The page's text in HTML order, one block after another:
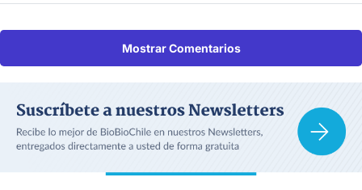
Mostrar Comentarios